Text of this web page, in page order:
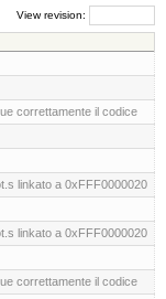
View revision:
correttamente il codice
linkato a 0xFFF0000020
linkato a 0xFFF0000020
correttamente il codice